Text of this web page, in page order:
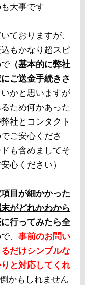
大事です
ておりますが、
もかなり超スピ
（基本的に弊社
ご送金手続きさ
かと思いますが
ため何かあった
社とコンタクト
ご安心くださ
も含めましてそ
心ください）
目が細かかった
がどれかわから
行ってみたら全
、 事前のお問い
だけシンプルな
と対応してくれ
かもしれません